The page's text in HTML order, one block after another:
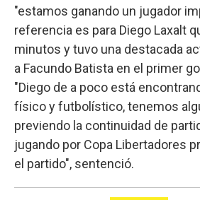
"estamos ganando un jugador
referencia es para Diego Laxalt
minutos y tuvo una destacada
a Facundo Batista en el primer
"Diego de a poco está
físico y futbolístico, tenemos
previendo la continuidad de
jugando por Copa Libertadores
el partido", sentenció.